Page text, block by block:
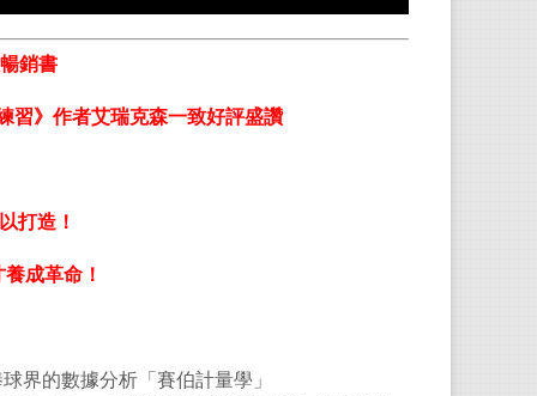
銷書
習》作者艾瑞克森一致好評盛讚
打造！
成革命！
界的數據分析「賽伯計量學」